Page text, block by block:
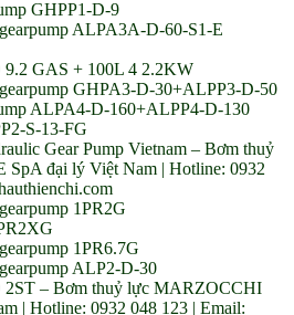
GHPP1-D-9
ALPA3A-D-60-S1-E
9.2 GAS + 100L 4 2.2KW
GHPA3-D-30+ALPP3-D-50
ALPA4-D-160+ALPP4-D-130
S-13-FG
Gear Pump Vietnam – Bơm thuỷ
đại lý Việt Nam | Hotline: 0932
1PR2G
1PR6.7G
ALP2-D-30
2ST – Bơm thuỷ lực MARZOCCHI
| Hotline: 0932 048 123 | Email: